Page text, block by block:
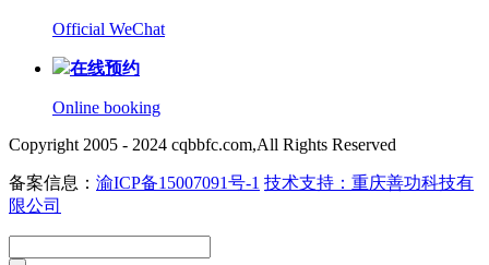
Official WeChat
在线预约
Online booking
Copyright 2005 - 2024 cqbbfc.com,All Rights Reserved
备案信息： 渝ICP备15007091号-1 技术支持：重庆善功科技有
限公司